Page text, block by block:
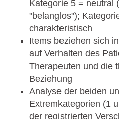
Kategorie 5 = neutral
"belanglos");
charakteristisch
Items beziehen sich
auf Verhalten des
Therapeuten und die
Beziehung
Analyse der beiden
Extremkategorien (1
der registrierten